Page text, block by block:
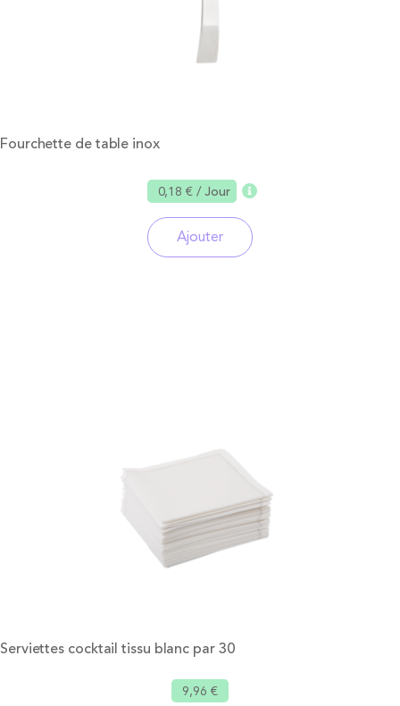
Fourchette de table inox
0,18 €/ Jour
Ajouter
Serviettes cocktail tissu blanc par 30
9,96 €